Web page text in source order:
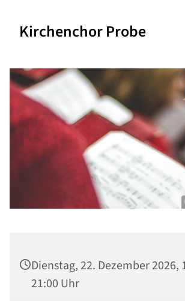
Kirchenchor Probe
Dienstag, 22. Dezember 2026,
21:00 Uhr